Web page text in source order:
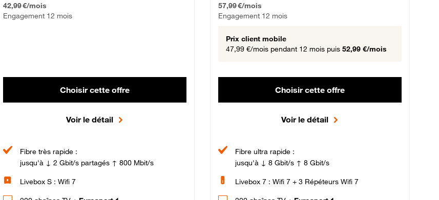
42,99 €/mois
Engagement 12 mois
Choisir cette offre
Voir le détail
Fibre très rapide :
jusqu'à ↓ 2 Gbit/s partagés ↑ 800 Mbit/s
Livebox S : Wifi 7
57,99 €/mois
Engagement 12 mois
Prix client mobile
47,99 €/mois pendant 12 mois puis 52,99 €/mois
Choisir cette offre
Voir le détail
Fibre ultra rapide :
jusqu'à ↓ 8 Gbit/s ↑ 8 Gbit/s
Livebox 7 : Wifi 7 + 3 Répéteurs Wifi 7